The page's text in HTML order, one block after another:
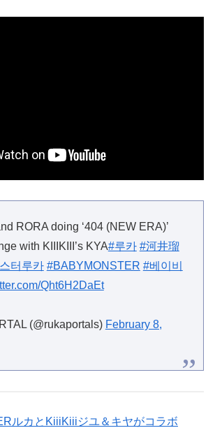
RORA doing ‘404 (NEW ERA)’
with KIIIKIII’s KYA#루카 #河井瑠
터루카 #BABYMONSTER #베이비
Qht6H2DaEt
(@rukaportals)February 8,